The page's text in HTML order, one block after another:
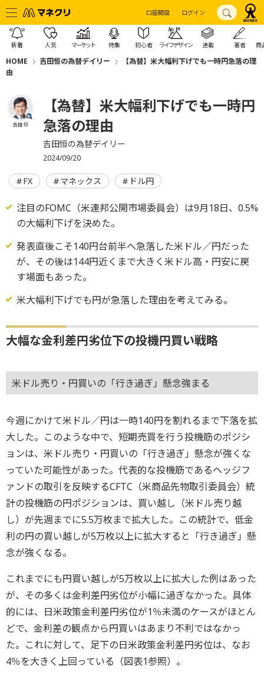
口座開設 ログイン
新着 人気 マーケット 特集 初心者 ライフデザイン 連載 著者 商
HOME 吉田恒の為替デイリー
【為替】米大幅利下げでも一時円急落の理
由
吉田 恒
【為替】米大幅利下げでも一時円
急落の理由
吉田恒の為替デイリー
2024/09/20
FX マネックス ドル円
注目のFOMC（米連邦公開市場委員会）は9月18日、0.5%
の大幅利下げを決めた。
発表直後こそ140円台前半へ急落した米ドル／円だった
が、その後は144円近くまで大きく米ドル高・円安に戻
す場面もあった。
米大幅利下げでも円が急落した理由を考えてみる。
大幅な金利差円劣位下の投機円買い戦略
米ドル売り・円買いの「行き過ぎ」懸念強まる
今週にかけて米ドル／円は一時140円を割れるまで下落を拡
大した。このような中で、短期売買を行う投機筋のポジシ
ョンは、米ドル売り・円買いの「行き過ぎ」懸念が強くな
っていた可能性があった。代表的な投機筋であるヘッジフ
ァンドの取引を反映するCFTC（米商品先物取引委員会）統
計の投機筋の円ポジションは、買い越し（米ドル売り越
し）が先週までに5.5万枚まで拡大した。この統計で、低金
利の円の買い越しが5万枚以上に拡大すると「行き過ぎ」懸
念が強くなる。
これまでにも円買い越しが5万枚以上に拡大した例はあった
が、その多くは金利差円劣位が小幅に過ぎなかった。具体
的には、日米政策金利差円劣位が1％未満のケースがほとん
どで、金利差の観点から円買いはあまり不利ではなかっ
た。これに対して、足下の日米政策金利差円劣位は、なお
4％を大きく上回っている（図表1参照）。